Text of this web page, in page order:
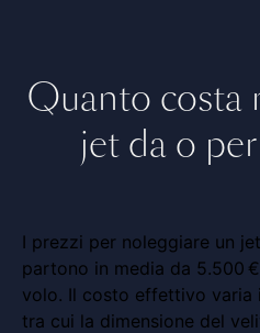
Quanto costa
jet da o
I prezzi per noleggiare un
partono in media da 5.500
volo. Il costo effettivo varia
tra cui la dimensione del